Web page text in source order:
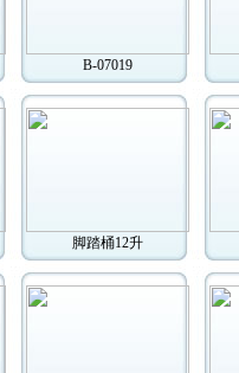
B-07019
脚踏桶12升